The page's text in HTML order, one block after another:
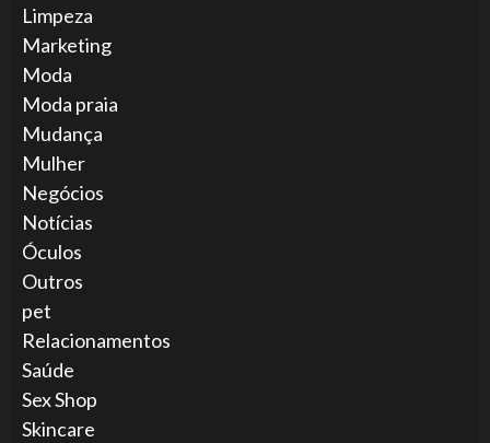
Limpeza
Marketing
Moda
Moda praia
Mudança
Mulher
Negócios
Notícias
Óculos
Outros
pet
Relacionamentos
Saúde
Sex Shop
Skincare